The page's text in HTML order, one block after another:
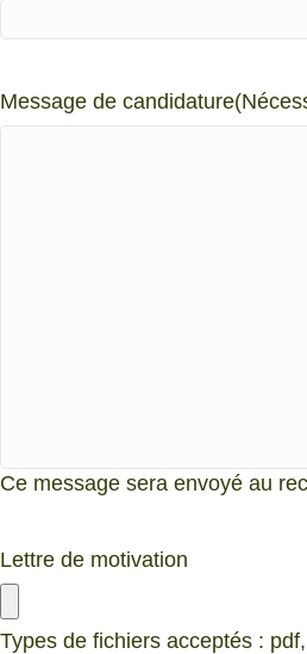
Message de candidature
Ce message sera envoyé au
Lettre de motivation
Types de fichiers acceptés :